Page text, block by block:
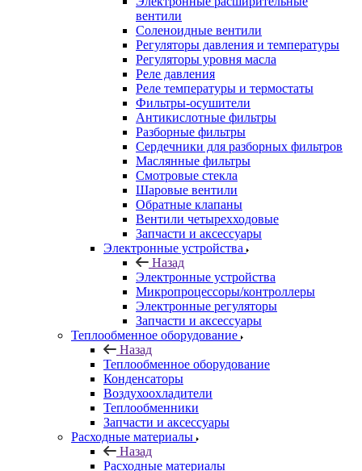
вентили
Соленоидные вентили
Регуляторы давления и температуры
Регуляторы уровня масла
Реле давления
Реле температуры и термостаты
Фильтры-осушители
Антикислотные фильтры
Разборные фильтры
Сердечники для разборных фильтров
Маслянные фильтры
Смотровые стекла
Шаровые вентили
Обратные клапаны
Вентили четырехходовые
Запчасти и аксессуары
Электронные устройства
Назад
Электронные устройства
Микропроцессоры/контроллеры
Электронные регуляторы
Запчасти и аксессуары
Теплообменное оборудование
Назад
Теплообменное оборудование
Конденсаторы
Воздухоохладители
Теплообменники
Запчасти и аксессуары
Расходные материалы
Назад
Расходные материалы